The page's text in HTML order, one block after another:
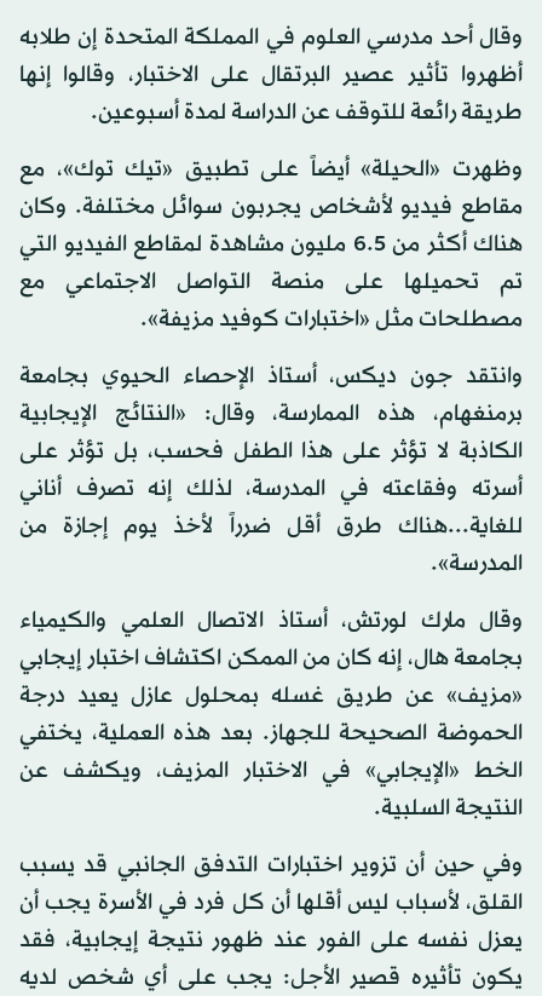
وقال أحد مدرسي العلوم في المملكة المتحدة إن طلابه
أظهروا تأثير عصير البرتقال على الاختبار، وقالوا إنها
طريقة رائعة للتوقف عن الدراسة لمدة أسبوعين.
وظهرت «الحيلة» أيضاً على تطبيق «تيك توك»، مع
مقاطع فيديو لأشخاص يجربون سوائل مختلفة. وكان
هناك أكثر من 6.5 مليون مشاهدة لمقاطع الفيديو التي
تم تحميلها على منصة التواصل الاجتماعي مع
مصطلحات مثل «اختبارات كوفيد مزيفة».
وانتقد جون ديكس، أستاذ الإحصاء الحيوي بجامعة
برمنغهام، هذه الممارسة، وقال: «النتائج الإيجابية
الكاذبة لا تؤثر على هذا الطفل فحسب، بل تؤثر على
أسرته وفقاعته في المدرسة، لذلك إنه تصرف أناني
للغاية...هناك طرق أقل ضرراً لأخذ يوم إجازة من
المدرسة».
وقال مارك لورتش، أستاذ الاتصال العلمي والكيمياء
بجامعة هال، إنه كان من الممكن اكتشاف اختبار إيجابي
«مزيف» عن طريق غسله بمحلول عازل يعيد درجة
الحموضة الصحيحة للجهاز. بعد هذه العملية، يختفي
الخط «الإيجابي» في الاختبار المزيف، ويكشف عن
النتيجة السلبية.
وفي حين أن تزوير اختبارات التدفق الجانبي قد يسبب
القلق، لأسباب ليس أقلها أن كل فرد في الأسرة يجب أن
يعزل نفسه على الفور عند ظهور نتيجة إيجابية، فقد
يكون تأثيره قصير الأجل: يجب على أي شخص لديه